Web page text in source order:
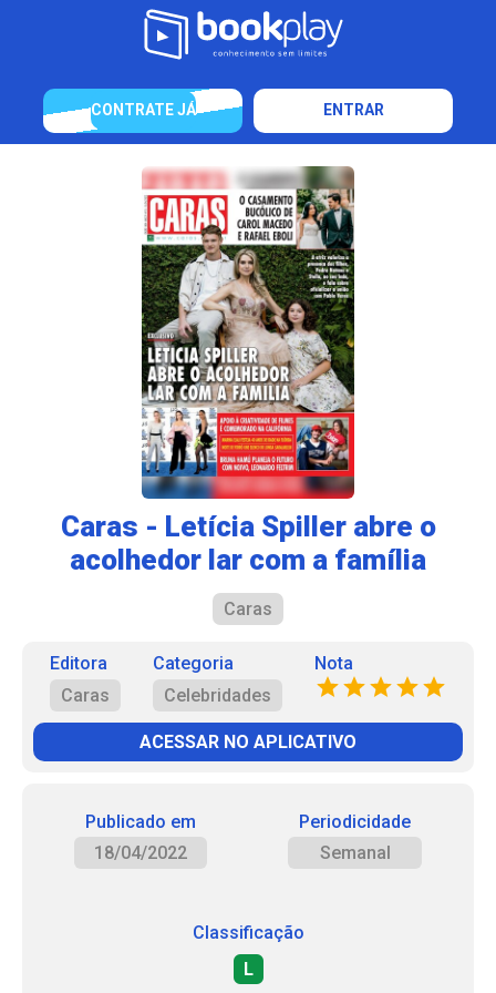
CONTRATE JÁ ENTRAR
Caras - Letícia Spiller abre o
acolhedor lar com a família
Caras
Editora
Caras
Categoria
Celebridades
Nota
ACESSAR NO APLICATIVO
Publicado em
18/04/2022
Periodicidade
Semanal
Classificação
L